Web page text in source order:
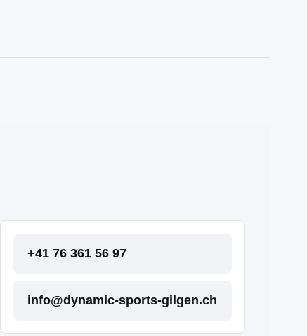
+41 76 361 56 97
info@dynamic-sports-gilgen.ch